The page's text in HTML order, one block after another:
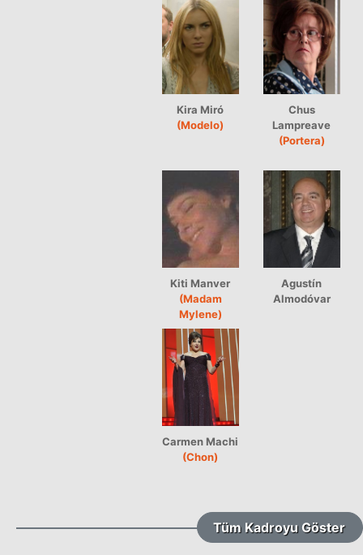
Kira Miró
(Modelo)
Chus
Lampreave
(Portera)
Kiti Manver
(Madam
Mylene)
Agustín
Almodóvar
Carmen Machi
(Chon)
Tüm Kadroyu Göster